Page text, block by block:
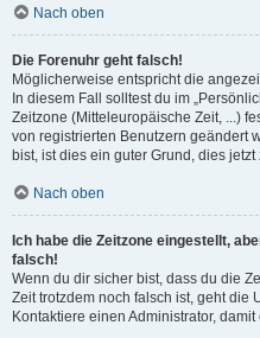
Nach oben
Die Forenuhr geht falsch!
Möglicherweise entspricht die
In diesem Fall solltest du im
Zeitzone (Mitteleuropäische Zeit, ...)
von registrierten Benutzern geändert
bist, ist dies ein guter Grund, dies jetzt
Nach oben
Ich habe die Zeitzone eingestellt,
falsch!
Wenn du dir sicher bist, dass du die
Zeit trotzdem noch falsch ist, geht die
Kontaktiere einen Administrator,